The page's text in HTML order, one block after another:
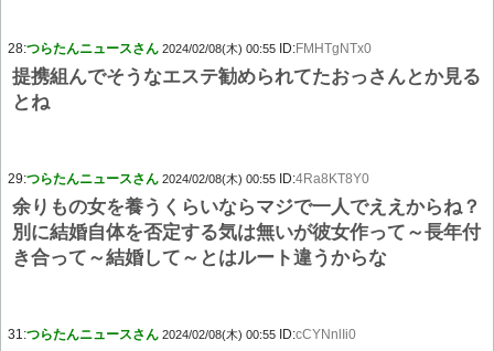
28:つらたんニュースさん 2024/02/08(木) 00:55 ID:FMHTgNTx0
提携組んでそうなエステ勧められてたおっさんとか見る
とね
29:つらたんニュースさん 2024/02/08(木) 00:55 ID:4Ra8KT8Y0
余りもの女を養うくらいならマジで一人でええからね？
別に結婚自体を否定する気は無いが彼女作って～長年付
き合って～結婚して～とはルート違うからな
31:つらたんニュースさん 2024/02/08(木) 00:55 ID:cCYNnlIi0